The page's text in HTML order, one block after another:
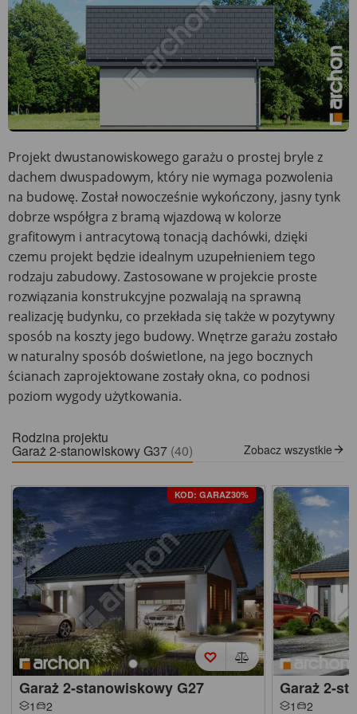
Projekt dwustanowiskowego garażu o prostej bryle z
dachem dwuspadowym, który nie wymaga pozwolenia
na budowę. Został nowocześnie wykończony, jasny tynk
dobrze współgra z bramą wjazdową w kolorze
grafitowym i antracytową tonacją dachówki, dzięki
czemu projekt będzie idealnym uzupełnieniem tego
rodzaju zabudowy. Zastosowane w projekcie proste
rozwiązania konstrukcyjne pozwalają na sprawną
realizację budynku, co przekłada się także w pozytywny
sposób na koszty jego budowy. Wnętrze garażu zostało
w naturalny sposób doświetlone, na jego bocznych
ścianach zaprojektowane zostały okna, co podnosi
poziom wygody użytkowania.
Rodzina projektu
Garaż 2-stanowiskowy G37 (40) Zobacz wszystkie
KOD: GARAZ30%
Garaż 2-stanowiskowy G27
1 2
Garaż 2-
1 2